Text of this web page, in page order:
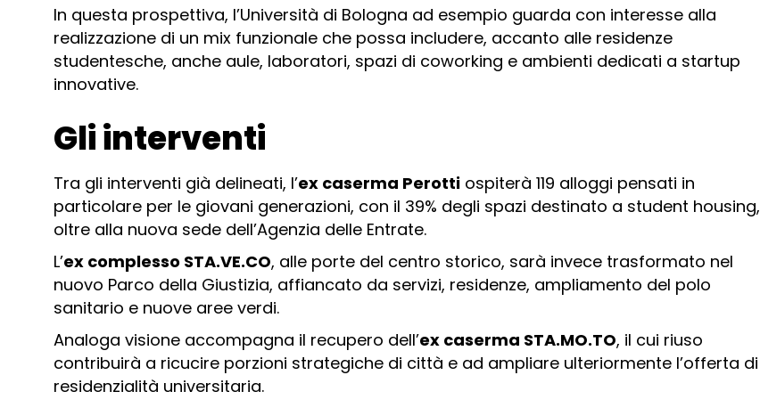
In questa prospettiva, l’Università di Bologna ad esempio guarda con interesse alla
realizzazione di un mix funzionale che possa includere, accanto alle residenze
studentesche, anche aule, laboratori, spazi di coworking e ambienti dedicati a startup
innovative.
Gli interventi
Tra gli interventi già delineati, l’ex caserma Perotti ospiterà 119 alloggi pensati in
particolare per le giovani generazioni, con il 39% degli spazi destinato a student housing,
oltre alla nuova sede dell’Agenzia delle Entrate.
L’ex complesso STA.VE.CO, alle porte del centro storico, sarà invece trasformato nel
nuovo Parco della Giustizia, affiancato da servizi, residenze, ampliamento del polo
sanitario e nuove aree verdi.
Analoga visione accompagna il recupero dell’ex caserma STA.MO.TO, il cui riuso
contribuirà a ricucire porzioni strategiche di città e ad ampliare ulteriormente l’offerta di
residenzialità universitaria.